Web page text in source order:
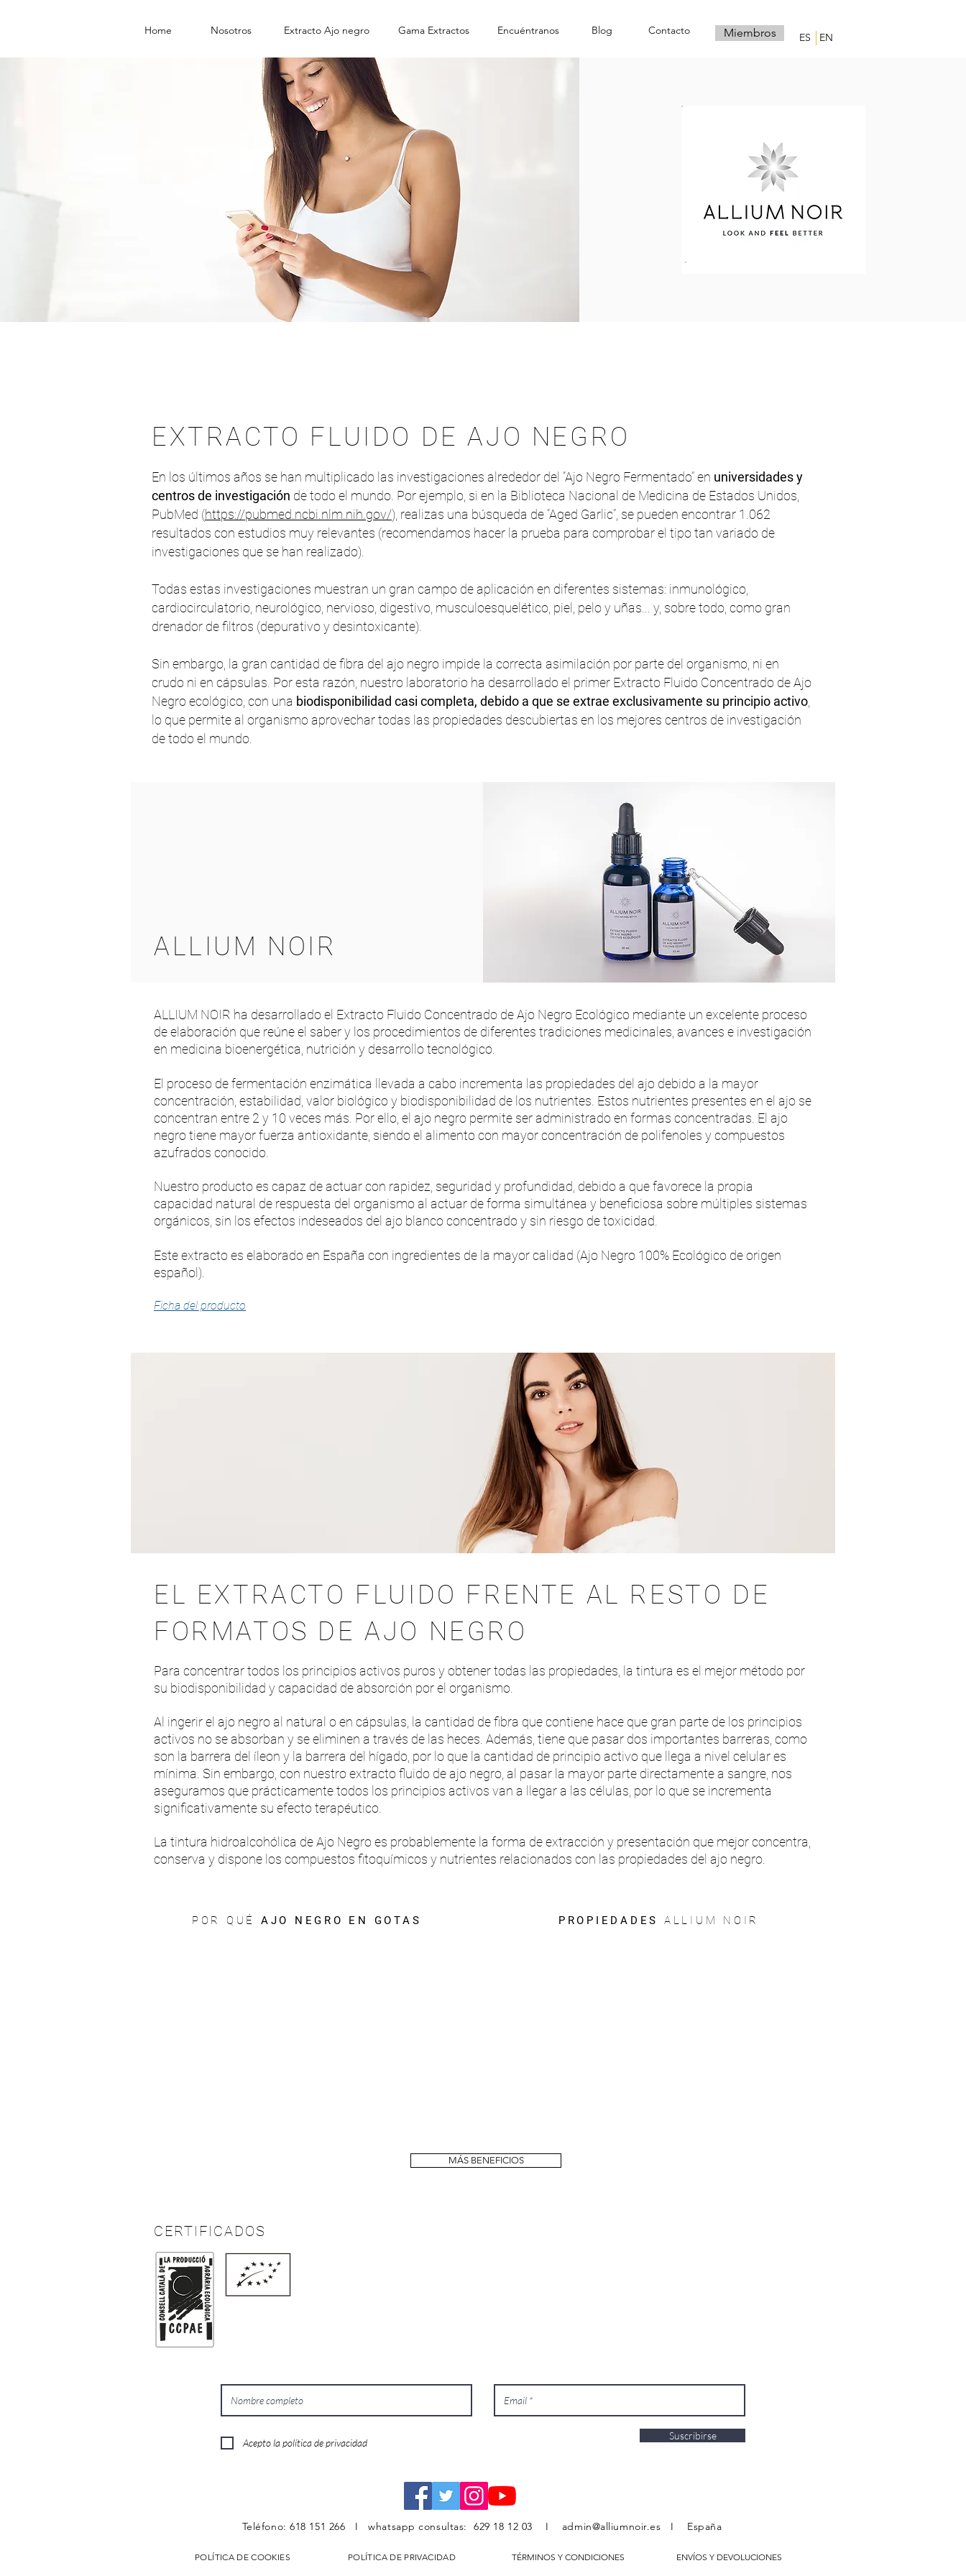
Home Nosotros Extracto Ajo negro Gama Extractos Encuéntranos Blog Contacto Miembros ES EN
EXTRACTO FLUIDO DE AJO NEGRO
En los últimos años se han multiplicado las investigaciones alrededor del “Ajo Negro Fermentado” en universidades y
centros de investigación de todo el mundo. Por ejemplo, si en la Biblioteca Nacional de Medicina de Estados Unidos,
PubMed (https://pubmed.ncbi.nlm.nih.gov/), realizas una búsqueda de “Aged Garlic”, se pueden encontrar 1.062
resultados con estudios muy relevantes (recomendamos hacer la prueba para comprobar el tipo tan variado de
investigaciones que se han realizado).
Todas estas investigaciones muestran un gran campo de aplicación en diferentes sistemas: inmunológico,
cardiocirculatorio, neurológico, nervioso, digestivo, musculoesquelético, piel, pelo y uñas... y, sobre todo, como gran
drenador de filtros (depurativo y desintoxicante).
Sin embargo, la gran cantidad de fibra del ajo negro impide la correcta asimilación por parte del organismo, ni en
crudo ni en cápsulas. Por esta razón, nuestro laboratorio ha desarrollado el primer Extracto Fluido Concentrado de Ajo
Negro ecológico, con una biodisponibilidad casi completa, debido a que se extrae exclusivamente su principio activo
lo que permite al organismo aprovechar todas las propiedades descubiertas en los mejores centros de investigación
de todo el mundo.
ALLIUM NOIR
ALLIUM NOIR ha desarrollado el Extracto Fluido Concentrado de Ajo Negro Ecológico mediante un excelente proceso
de elaboración que reúne el saber y los procedimientos de diferentes tradiciones medicinales, avances e investigación
en medicina bioenergética, nutrición y desarrollo tecnológico.
El proceso de fermentación enzimática llevada a cabo incrementa las propiedades del ajo debido a la mayor
concentración, estabilidad, valor biológico y biodisponibilidad de los nutrientes. Estos nutrientes presentes en el ajo se
concentran entre 2 y 10 veces más. Por ello, el ajo negro permite ser administrado en formas concentradas. El ajo
negro tiene mayor fuerza antioxidante, siendo el alimento con mayor concentración de polifenoles y compuestos
azufrados conocido.
Nuestro producto es capaz de actuar con rapidez, seguridad y profundidad, debido a que favorece la propia
capacidad natural de respuesta del organismo al actuar de forma simultánea y beneficiosa sobre múltiples sistemas
orgánicos, sin los efectos indeseados del ajo blanco concentrado y sin riesgo de toxicidad.
Este extracto es elaborado en España con ingredientes de la mayor calidad (Ajo Negro 100% Ecológico de origen
español).
Ficha del producto
EL EXTRACTO FLUIDO FRENTE AL RESTO DE
FORMATOS DE AJO NEGRO
Para concentrar todos los principios activos puros y obtener todas las propiedades, la tintura es el mejor método por
su biodisponibilidad y capacidad de absorción por el organismo.
Al ingerir el ajo negro al natural o en cápsulas, la cantidad de fibra que contiene hace que gran parte de los principios
activos no se absorban y se eliminen a través de las heces. Además, tiene que pasar dos importantes barreras, como
son la barrera del íleon y la barrera del hígado, por lo que la cantidad de principio activo que llega a nivel celular es
mínima. Sin embargo, con nuestro extracto fluido de ajo negro, al pasar la mayor parte directamente a sangre, nos
aseguramos que prácticamente todos los principios activos van a llegar a las células, por lo que se incrementa
significativamente su efecto terapéutico.
La tintura hidroalcohólica de Ajo Negro es probablemente la forma de extracción y presentación que mejor concentra,
conserva y dispone los compuestos fitoquímicos y nutrientes relacionados con las propiedades del ajo negro.
POR QUÉ AJO NEGRO EN GOTAS PROPIEDADES ALLIUM NOIR
MÁS BENEFICIOS
CERTIFICADOS
Acepto la política de privacidad
Suscribirse
Teléfono: 618 151 266 I whatsapp consultas: 629 18 12 03 I admin@alliumnoir.es I España
POLÍTICA DE COOKIES POLÍTICA DE PRIVACIDAD TÉRMINOS Y CONDICIONES ENVÍOS Y DEVOLUCIONES